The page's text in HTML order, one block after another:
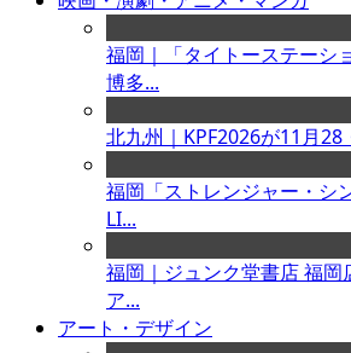
福岡｜「タイトーステーシ
博多...
北九州｜KPF2026が11月28
福岡「ストレンジャー・シ
LI...
福岡｜ジュンク堂書店 福岡
ア...
アート・デザイン